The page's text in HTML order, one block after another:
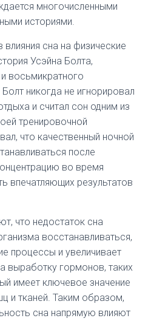
многочисленными
историями.
сна на физические
Усэйна Болта,
восьмикратного
никогда не игнорировал
и считал сон одним из
тренировочной
что качественный ночной
после
во время
впечатляющих результатов
что недостаток сна
восстанавливаться,
процессы и увеличивает
выработку гормонов, таких
имеет ключевое значение
и тканей. Таким образом,
сна напрямую влияют